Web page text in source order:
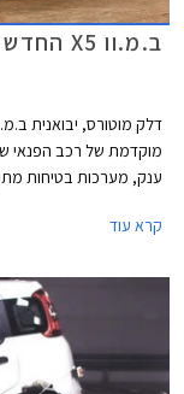
ב.מ.וו X5 החדש 2019 מושק בישראל
דלק מוטורס, יבואנית
ענק, מערכות בטיחות
קרא עוד